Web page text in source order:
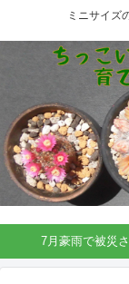
ミニサイズ
7月豪雨で被災